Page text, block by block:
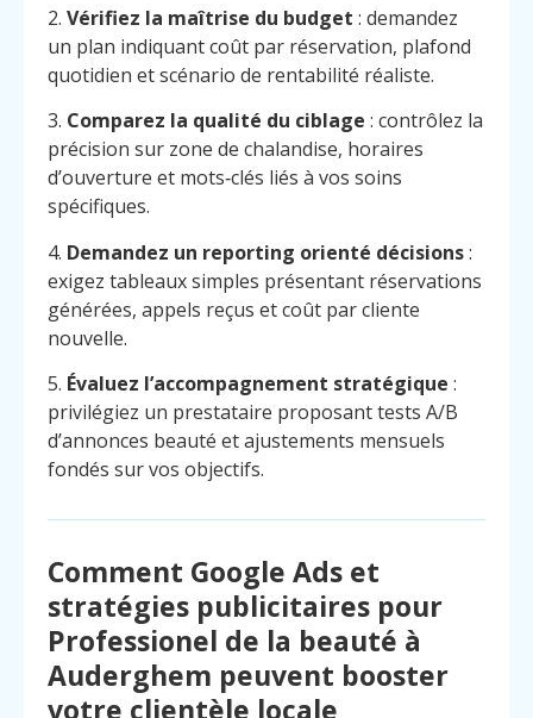
2. Vérifiez la maîtrise du budget : demandez
un plan indiquant coût par réservation, plafond
quotidien et scénario de rentabilité réaliste.
3. Comparez la qualité du ciblage : contrôlez la
précision sur zone de chalandise, horaires
d’ouverture et mots‑clés liés à vos soins
spécifiques.
4. Demandez un reporting orienté décisions:
exigez tableaux simples présentant réservations
générées, appels reçus et coût par cliente
nouvelle.
5. Évaluez l’accompagnement stratégique :
privilégiez un prestataire proposant tests A/B
d’annonces beauté et ajustements mensuels
fondés sur vos objectifs.
Comment Google Ads et
stratégies publicitaires pour
Professionel de la beauté à
Auderghem peuvent booster
votre clientèle locale